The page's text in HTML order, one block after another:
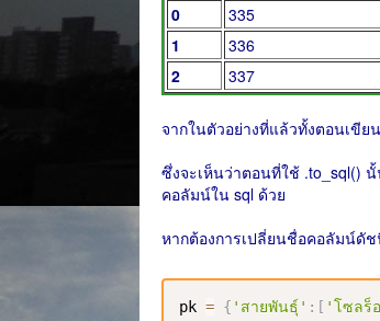
0
335
1
336
2
337
จากในตัวอย่างที่แล้วทั้งตอนเขีย
ซึ่งจะเห็นว่าตอนที่ใช้ .to_sql()
คอลัมน์ใน sql ด้วย
หากต้องการเปลี่ยนชื่อคอลัมน์ดัช
pk = { 'สายพันธุ์' : [ 'โซลร็